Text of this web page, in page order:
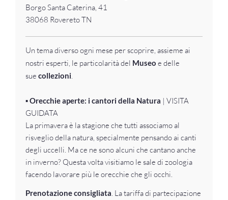
Borgo Santa Caterina, 41
38068 Rovereto TN
Un tema diverso ogni mese per scoprire, assieme ai
nostri esperti, le particolarità del Museo e delle
sue collezioni.
▪️Orecchie aperte: i cantori della Natura | VISITA
GUIDATA
La primavera è la stagione che tutti associamo al
risveglio della natura, specialmente pensando ai canti
degli uccelli. Ma ce ne sono alcuni che cantano anche
in inverno? Questa volta visitiamo le sale di zoologia
facendo lavorare più le orecchie che gli occhi.
Prenotazione consigliata. La tariffa di partecipazione